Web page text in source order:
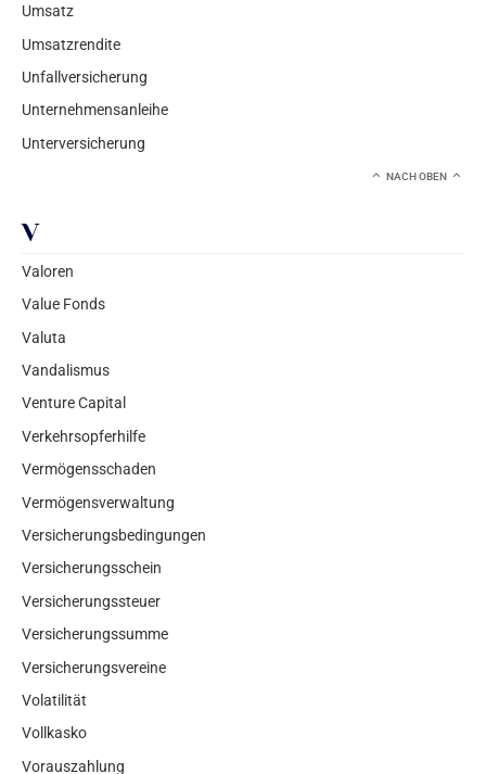
Umsatz
Umsatzrendite
Unfallversicherung
Unternehmensanleihe
Unterversicherung
NACH OBEN
V
Valoren
Value Fonds
Valuta
Vandalismus
Venture Capital
Verkehrsopferhilfe
Vermögensschaden
Vermögensverwaltung
Versicherungsbedingungen
Versicherungsschein
Versicherungssteuer
Versicherungssumme
Versicherungsvereine
Volatilität
Vollkasko
Vorauszahlung